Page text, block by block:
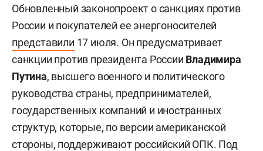
Обновленный законопроект о санкциях против
России и покупателей ее энергоносителей
представили 17 июля. Он предусматривает
санкции против президента России Владимира
Путина, высшего военного и политического
руководства страны, предпринимателей,
государственных компаний и иностранных
структур, которые, по версии американской
стороны, поддерживают российский ОПК. Под